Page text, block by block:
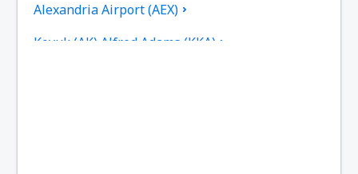
Alexandria Airport (AEX)
Koyuk (AK) Alfred Adams (KKA)